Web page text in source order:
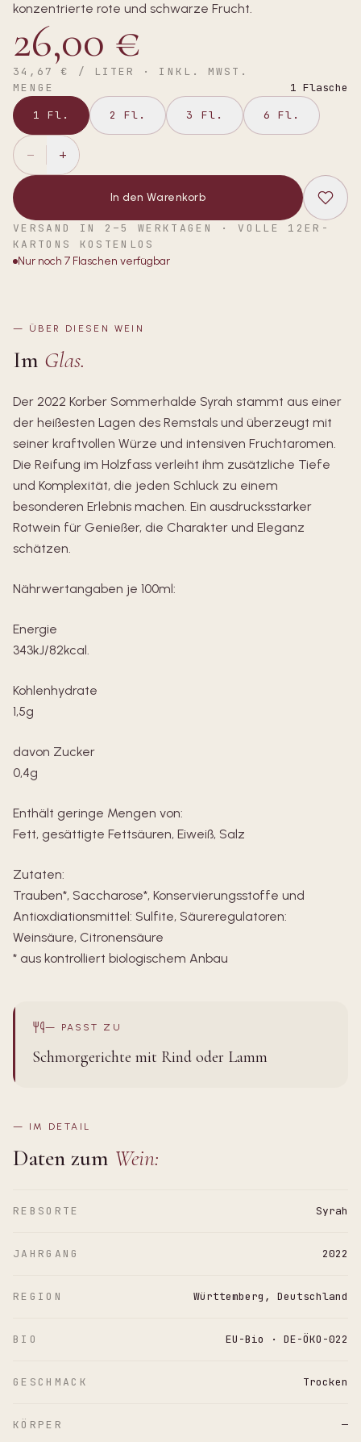
konzentrierte rote und schwarze Frucht.
26,00 €
34,67 €
/ LITER · INKL. MWST.
MENGE
1 Flasche
1
Fl. 2 Fl. 3 Fl. 6 Fl.
− +
In den Warenkorb
VERSAND IN 2–5 WERKTAGEN · VOLLE 12ER-
KARTONS KOSTENLOS
Nur noch 7 Flaschen verfügbar
— ÜBER DIESEN WEIN
Im Glas.
Der 2022 Korber Sommerhalde Syrah stammt aus einer
der heißesten Lagen des Remstals und überzeugt mit
seiner kraftvollen Würze und intensiven Fruchtaromen.
Die Reifung im Holzfass verleiht ihm zusätzliche Tiefe
und Komplexität, die jeden Schluck zu einem
besonderen Erlebnis machen. Ein ausdrucksstarker
Rotwein für Genießer, die Charakter und Eleganz
schätzen.
Nährwertangaben je 100ml:
Energie
343kJ/82kcal.
Kohlenhydrate
1,5g
davon Zucker
0,4g
Enthält geringe Mengen von:
Fett, gesättigte Fettsäuren, Eiweiß, Salz
Zutaten:
Trauben*, Saccharose*, Konservierungsstoffe und
Antioxdiationsmittel: Sulfite, Säureregulatoren:
Weinsäure, Citronensäure
* aus kontrolliert biologischem Anbau
— PASST ZU
Schmorgerichte mit Rind oder Lamm
— IM DETAIL
Daten zum Wein:
REBSORTE Syrah
JAHRGANG 2022
REGION Württemberg, Deutschland
BIO EU-Bio · DE-ÖKO-022
GESCHMACK Trocken
KÖRPER —